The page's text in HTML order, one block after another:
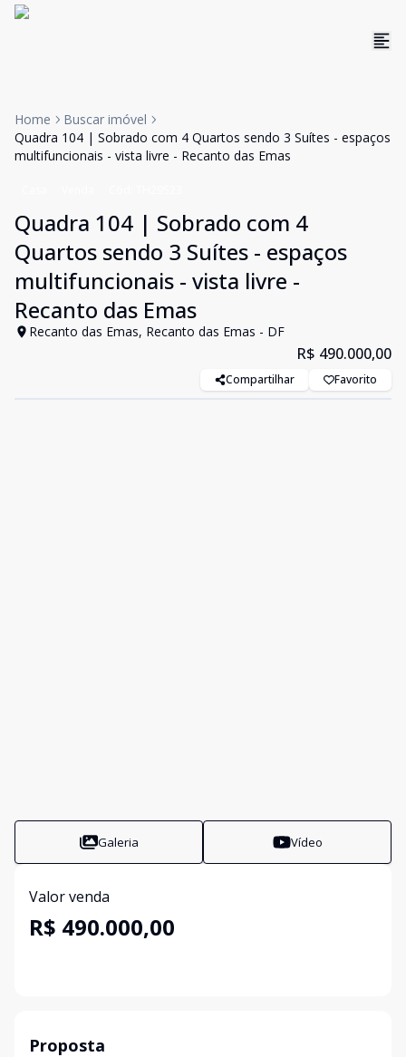
Home
Buscar imóvel
Quadra 104 | Sobrado com 4 Quartos sendo 3 Suítes - espaços
multifuncionais - vista livre - Recanto das Emas
Quadra 104 | Sobrado com 4
Quartos sendo 3 Suítes - espaços
multifuncionais - vista livre -
Recanto das Emas
Recanto das Emas, Recanto das Emas - DF
R$ 490.000,00
Compartilhar Favorito
Galeria Vídeo
Valor venda
R$ 490.000,00
Proposta